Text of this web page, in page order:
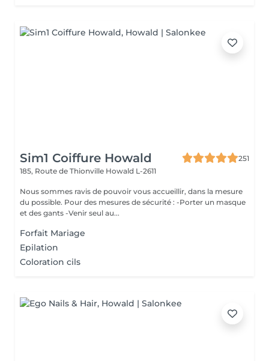
Sim1 Coiffure Howald
251
185, Route de Thionville Howald L-2611
Nous sommes ravis de pouvoir vous accueillir, dans la mesure
du possible. Pour des mesures de sécurité : -Porter un masque
et des gants -Venir seul au...
Forfait Mariage
Epilation
Coloration cils